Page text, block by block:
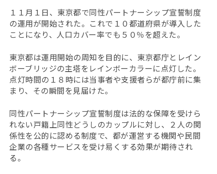
１１月１日、東京都で同性パートナーシップ宣誓制度
の運用が開始された。これで１０都道府県が導入した
ことになり、人口カバー率でも５０％を超えた。
東京都は運用開始の周知を目的に、東京都庁とレイン
ボーブリッジの主塔をレインボーカラーに点灯した。
点灯時間の１８時には当事者や支援者らが都庁前に集
まり、その瞬間を見届けた。
同性パートナーシップ宣誓制度は法的な保障を受けら
れない戸籍上同性どうしのカップルに対し、２人の関
係性を公的に認める制度で、都が運営する機関や民間
企業の各種サービスを受け易くする効果が期待され
る。